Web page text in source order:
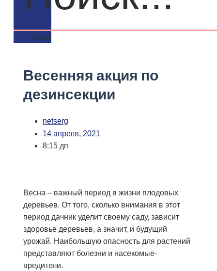
Close
Весенняя акция по
дезинсекции
netserg
14 апреля, 2021
8:15 дп
Весна – важный период в жизни плодовых
деревьев. От того, сколько внимания в этот
период дачник уделит своему саду, зависит
здоровье деревьев, а значит, и будущий
урожай. Наибольшую опасность для растений
представляют болезни и насекомые-
вредители.